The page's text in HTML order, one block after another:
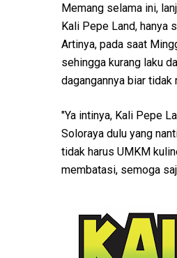
Memang selama ini,
Kali Pepe Land, hanya
Artinya, pada saat
sehingga kurang laku
dagangannya biar tidak
"Ya intinya, Kali Pepe
Soloraya dulu yang
tidak harus UMKM
membatasi, semoga